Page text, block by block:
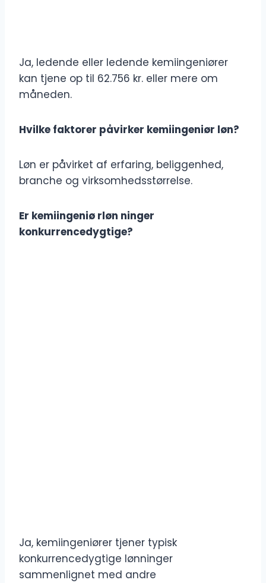
Ja, ledende eller ledende kemiingeniører
kan tjene op til 62.756 kr. eller mere om
måneden.
Hvilke faktorer påvirker kemiingeniør løn?
Løn er påvirket af erfaring, beliggenhed,
branche og virksomhedsstørrelse.
Er kemiingeniø rløn ninger
konkurrencedygtige?
Ja, kemiingeniører tjener typisk
konkurrencedygtige lønninger
sammenlignet med andre